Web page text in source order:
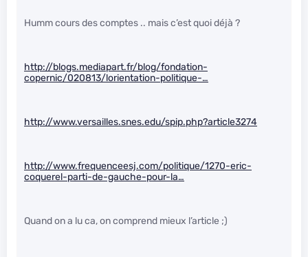
Humm cours des comptes .. mais c’est quoi déjà ?
http://blogs.mediapart.fr/blog/fondation-
copernic/020813/lorientation-politique-…
http://www.versailles.snes.edu/spip.php?article3274
http://www.frequenceesj.com/politique/1270-eric-
coquerel-parti-de-gauche-pour-la…
Quand on a lu ca, on comprend mieux l’article ;)